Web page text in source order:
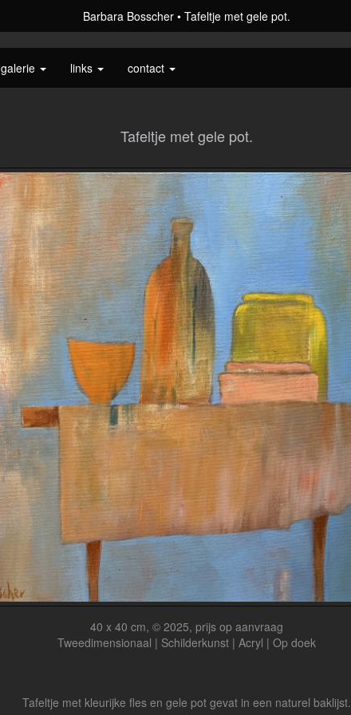
Barbara Bosscher Tafeltje met gele pot.
galerie links contact
Tafeltje met gele pot.
40 x 40 cm, © 2025, prijs op aanvraag
Tweedimensionaal | Schilderkunst | Acryl | Op doek
Tafeltje met kleurijke fles en gele pot gevat in een naturel baklijst.